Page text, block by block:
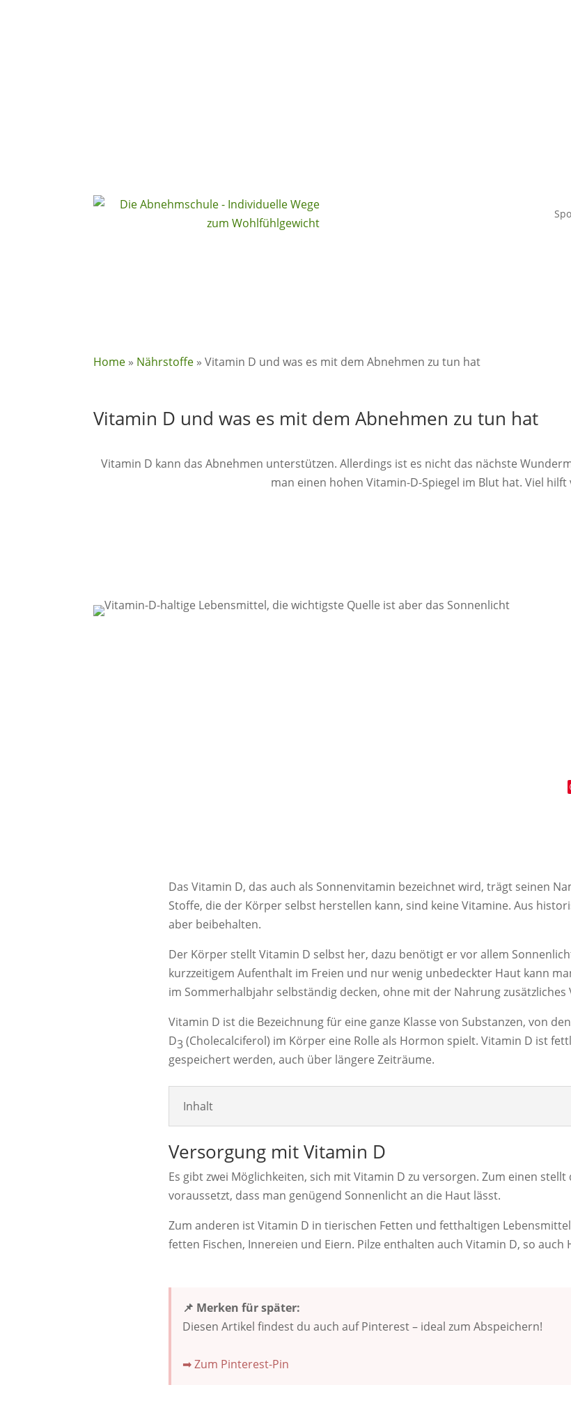
Home » Nährstoffe »Vitamin D und was es mit dem Abnehmen zu tun hat
Vitamin D und was es mit dem Abnehmen zu tun hat
Vitamin D kann das Abnehmen unterstützen. Allerdings ist es nicht das nächste
man einen hohen Vitamin-D-Spiegel im Blut hat. Viel
Das Vitamin D, das auch als Sonnenvitamin bezeichnet wird, trägt seinen
Stoffe, die der Körper selbst herstellen kann, sind keine Vitamine. Aus
aber beibehalten.
Der Körper stellt Vitamin D selbst her, dazu benötigt er vor allem
kurzzeitigem Aufenthalt im Freien und nur wenig unbedeckter Haut kann
im Sommerhalbjahr selbständig decken, ohne mit der Nahrung
Vitamin D ist die Bezeichnung für eine ganze Klasse von Substanzen, von
D3(Cholecalciferol) im Körper eine Rolle als Hormon spielt. Vitamin D ist
gespeichert werden, auch über längere Zeiträume.
Inhalt
Versorgung mit Vitamin D
Es gibt zwei Möglichkeiten, sich mit Vitamin D zu versorgen. Zum einen
voraussetzt, dass man genügend Sonnenlicht an die Haut lässt.
Zum anderen ist Vitamin D in tierischen Fetten und fetthaltigen
fetten Fischen, Innereien und Eiern. Pilze enthalten auch Vitamin D, so auch
📌 Merken für später:
Diesen Artikel findest du auch auf Pinterest – ideal zum Abspeichern!
➡ Zum Pinterest-Pin